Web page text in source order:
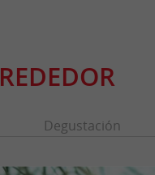
Degustación